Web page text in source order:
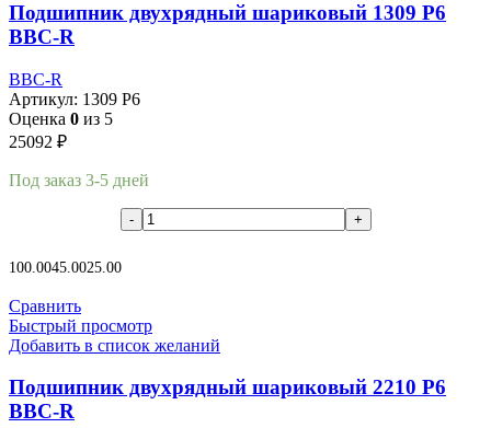
Подшипник двухрядный шариковый 1309 P6
BBC-R
BBC-R
Артикул: 1309 P6
Оценка 0 из 5
25092 ₽
Под заказ 3-5 дней
100.0045.0025.00
Сравнить
Быстрый просмотр
Добавить в список желаний
Подшипник двухрядный шариковый 2210 P6
BBC-R